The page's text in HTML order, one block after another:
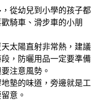
從幼兒到小學的孩子都
騎車、滑步車的小朋
太陽直射非常熱，建議
，防曬用品一定要準備
注意風勢。
墊的味道，旁邊就是工
意。